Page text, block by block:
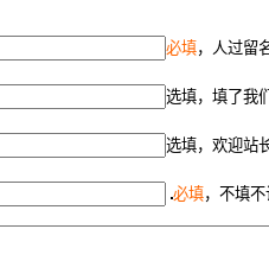
必填，人过留
选填，填了我
选填，欢迎站
必填，不填